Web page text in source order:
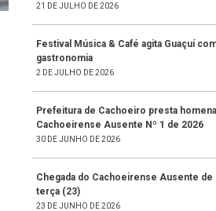
21 DE JULHO DE 2026
Festival Música & Café agita Guaçuí
gastronomia
2 DE JULHO DE 2026
Prefeitura de Cachoeiro presta
Cachoeirense Ausente Nº 1 de 2026
30 DE JUNHO DE 2026
Chegada do Cachoeirense Ausente de
terça (23)
23 DE JUNHO DE 2026